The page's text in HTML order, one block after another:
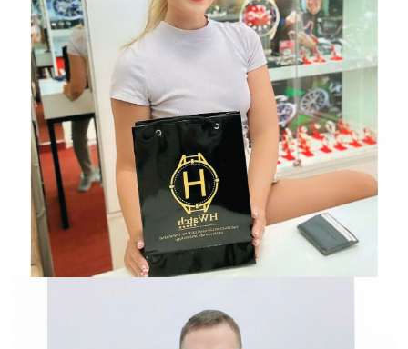
HWATCH Chuyên Nhập khẩu Và Phân Phối Các Loại
Đồng Hồ Chính Hãng
Hwatch Chuyên Nhập khẩu Và Phân Phối Các Loại
Đồng Hồ Chính Hãng